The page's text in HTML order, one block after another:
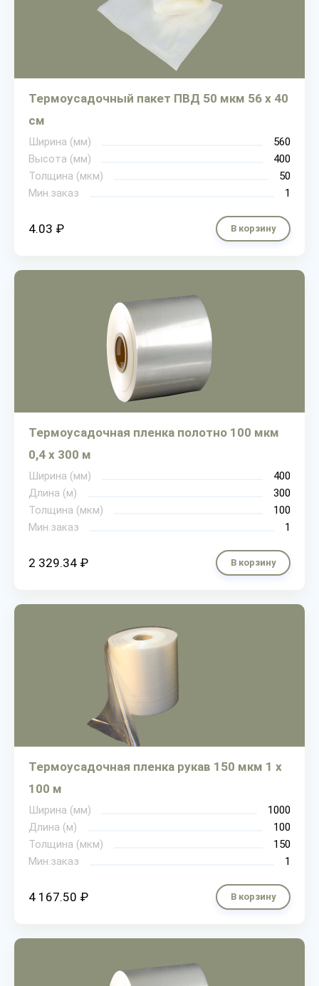
Термоусадочный пакет ПВД 50 мкм 56 х 40
см
Ширина (мм)
560
Высота (мм)
400
Толщина (мкм)
50
Мин.заказ
1
4.03 ₽ В корзину
Термоусадочная пленка полотно 100 мкм
0,4 х 300 м
Ширина (мм)
400
Длина (м)
300
Толщина (мкм)
100
Мин.заказ
1
2 329.34 ₽ В корзину
Термоусадочная пленка рукав 150 мкм 1 х
100 м
Ширина (мм)
1000
Длина (м)
100
Толщина (мкм)
150
Мин.заказ
1
4 167.50 ₽ В корзину